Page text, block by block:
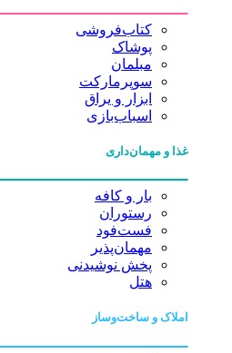
کتاب‌فروشی
پوشاک
مبلمان
سوپرمارکت
ابزار و یراق
اسباب‌بازی
غذا و مهمان‌داری
بار و کافه
رستوران
فست‌فود
مهمان‌پذیر
پخش نوشیدنی
هتل
املاک و ساخت‌وساز